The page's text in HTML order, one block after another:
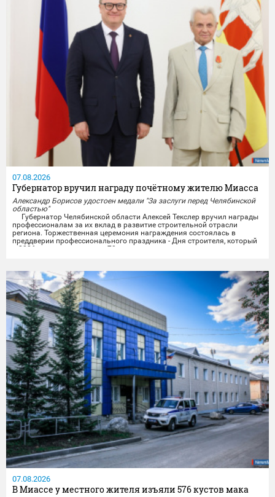
07.08.2026
Губернатор вручил награду почётному жителю Миасса
Александр Борисов удостоен медали "За заслуги перед Челябинской
областью"
Губернатор Челябинской области Алексей Текслер вручил награды
профессионалам за их вклад в развитие строительной отрасли
региона. Торжественная церемония награждения состоялась в
преддверии профессионального праздника - Дня строителя, который
в 2026 году отмечает свое 70-летие.
07.08.2026
В Миассе у местного жителя изъяли 576 кустов мака